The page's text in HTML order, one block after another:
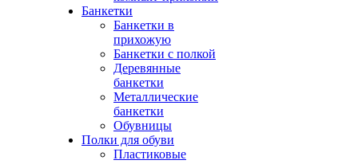
Банкетки
Банкетки в
прихожую
Банкетки с полкой
Деревянные
банкетки
Металлические
банкетки
Обувницы
Полки для обуви
Пластиковые